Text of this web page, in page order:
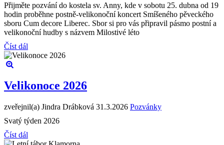
Přijměte pozvání do kostela sv. Anny, kde v sobotu 25. dubna od 19
hodin proběhne postně-velikonoční koncert Smíšeného pěveckého
sboru Cum decore Liberec. Sbor si pro vás připravil pásmo postní a
velikonoční hudby s názvem Milostivé léto
Číst dál
Velikonoce 2026
zveřejnil(a) Jindra Drábková 31.3.2026 Pozvánky
Svatý týden 2026
Číst dál